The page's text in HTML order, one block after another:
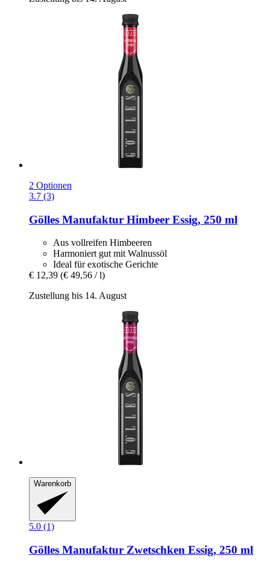
2 Optionen
3.7 (3)
Gölles Manufaktur Himbeer Essig, 250 ml
Aus vollreifen Himbeeren
Harmoniert gut mit Walnussöl
Ideal für exotische Gerichte
€ 12,39 (€ 49,56 / l)
Zustellung bis 14. August
Warenkorb
5.0 (1)
Gölles Manufaktur Zwetschken Essig, 250 ml